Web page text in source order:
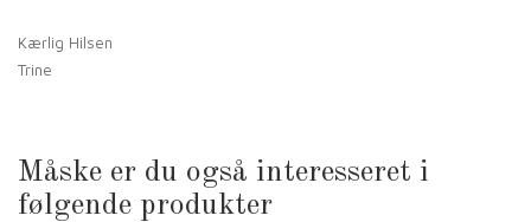
Kærlig Hilsen
Trine
Måske er du også interesseret i
følgende produkter